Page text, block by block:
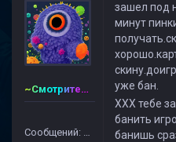
~Смотритель~CSDM ©
Сообщений: 65
зашел под
минут
уже бан.
ХХХ тебе
банить
банишь